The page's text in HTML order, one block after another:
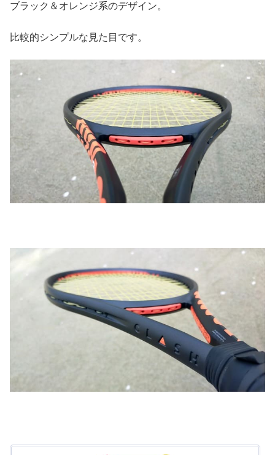
ブラック＆オレンジ系のデザイン。
比較的シンプルな見た目です。